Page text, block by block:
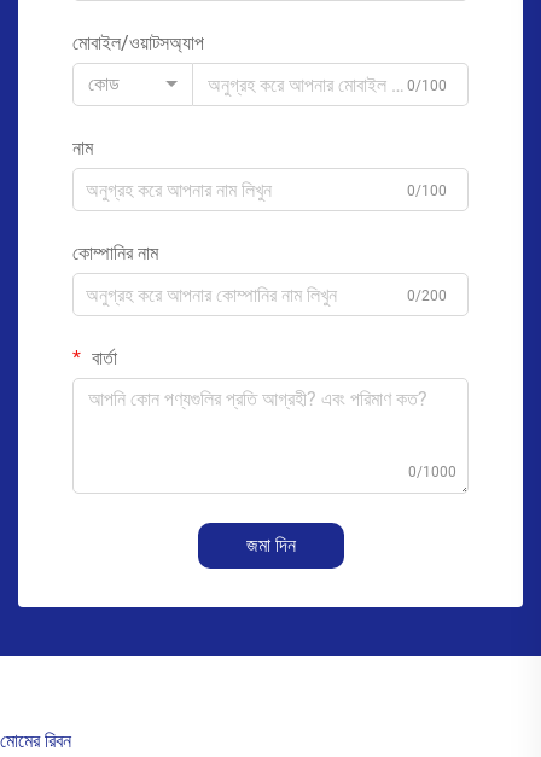
মোবাইল/ওয়াটসঅ্যাপ
কোড
0/100
নাম
0/100
কোম্পানির নাম
0/200
বার্তা
0/1000
জমা দিন
মোমের রিবন